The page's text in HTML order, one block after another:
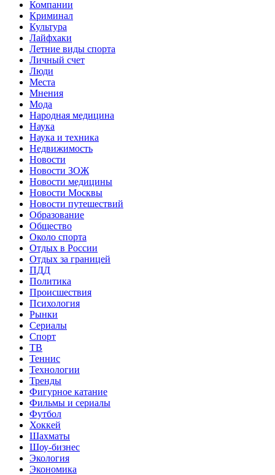
Компании
Криминал
Культура
Лайфхаки
Летние виды спорта
Личный счет
Люди
Места
Мнения
Мода
Народная медицина
Наука
Наука и техника
Недвижимость
Новости
Новости ЗОЖ
Новости медицины
Новости Москвы
Новости путешествий
Образование
Общество
Около спорта
Отдых в России
Отдых за границей
ПДД
Политика
Происшествия
Психология
Рынки
Сериалы
Спорт
ТВ
Теннис
Технологии
Тренды
Фигурное катание
Фильмы и сериалы
Футбол
Хоккей
Шахматы
Шоу-бизнес
Экология
Экономика